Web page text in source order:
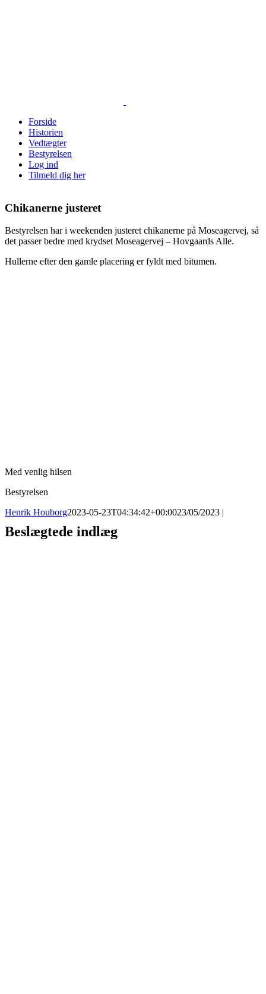
Forside
Historien
Vedtægter
Bestyrelsen
Log ind
Tilmeld dig her
Chikanerne justeret
Bestyrelsen har i weekenden justeret chikanerne på Moseagervej, så
det passer bedre med krydset Moseagervej – Hovgaards Alle.
Hullerne efter den gamle placering er fyldt med bitumen.
Med venlig hilsen
Bestyrelsen
Henrik Houborg2023-05-23T04:34:42+00:0023/05/2023 |
Beslægtede indlæg